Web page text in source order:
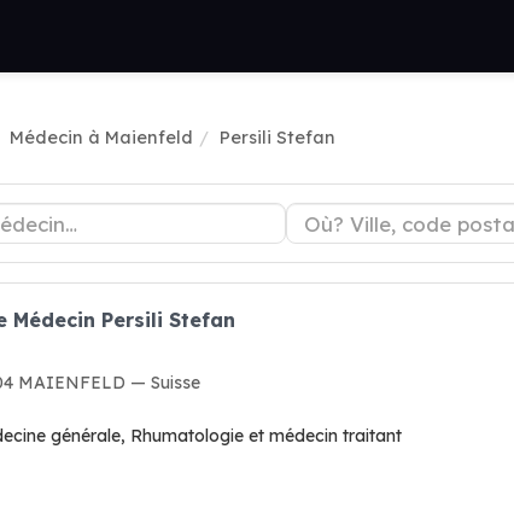
Médecin à Maienfeld Persili Stefan
Médecin Persili Stefan
MAIENFELD — Suisse
générale, Rhumatologie et médecin traitant